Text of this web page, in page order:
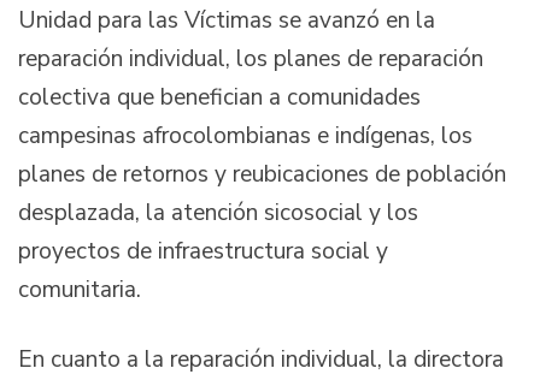
Unidad para las Víctimas se avanzó en la
reparación individual, los planes de reparación
colectiva que benefician a comunidades
campesinas afrocolombianas e indígenas, los
planes de retornos y reubicaciones de población
desplazada, la atención sicosocial y los
proyectos de infraestructura social y
comunitaria.
En cuanto a la reparación individual, la directora